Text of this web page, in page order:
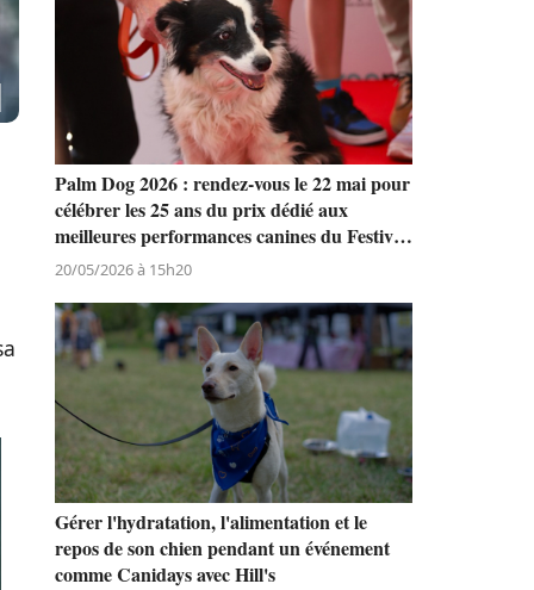
Palm Dog 2026 : rendez-vous le 22 mai pour
célébrer les 25 ans du prix dédié aux
meilleures performances canines du Festival
de Cannes
20/05/2026 à 15h20
Gérer l'hydratation, l'alimentation et le
repos de son chien pendant un événement
comme Canidays avec Hill's